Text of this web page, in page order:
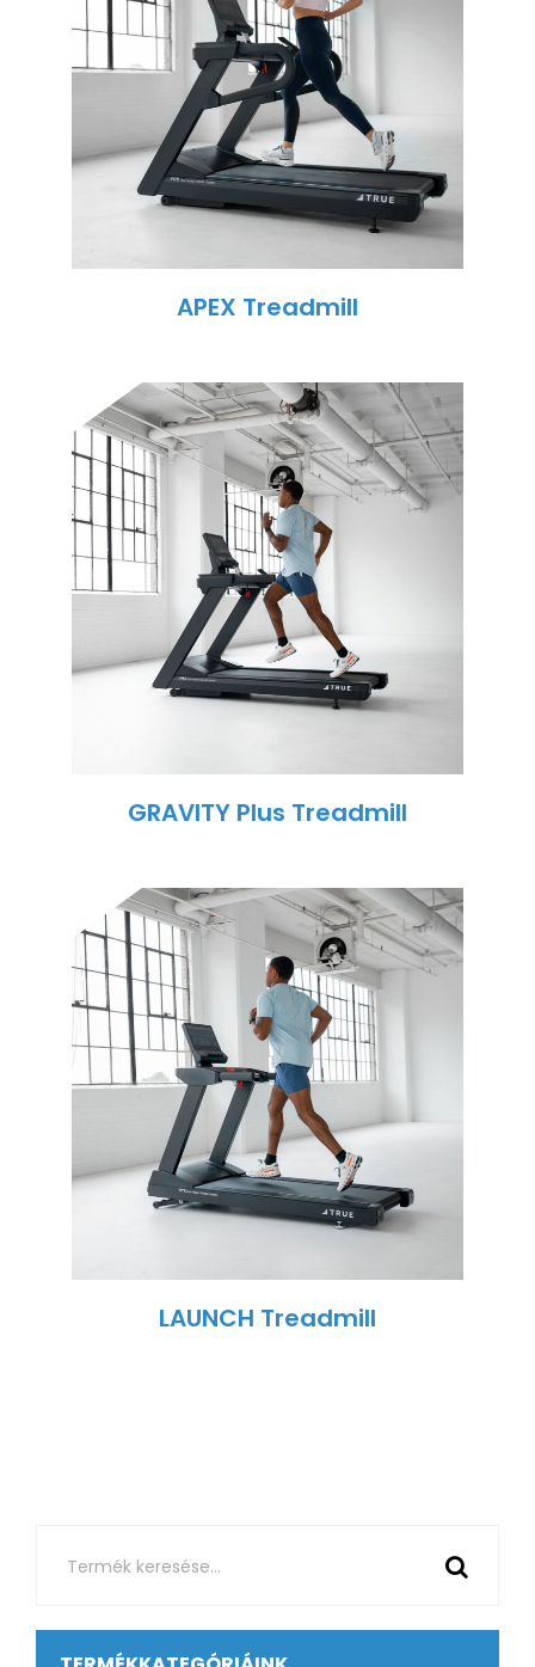
APEX Treadmill
GRAVITY Plus Treadmill
LAUNCH Treadmill